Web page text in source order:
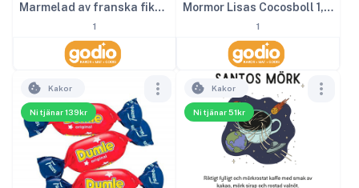
Marmelad av franska fikon 28 g
1
Mormor Lisas Cocosboll 1,6kg
1
Ni tjänar 139kr
Kakor
Ni tjänar 51kr
Kakor